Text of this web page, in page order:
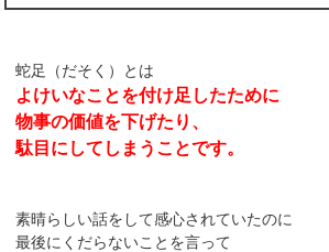
蛇足（だそく）とは
よけいなことを付け足したために
物事の価値を下げたり、
駄目にしてしまうことです。
素晴らしい話をして感心されていたのに
最後にくだらないことを言って